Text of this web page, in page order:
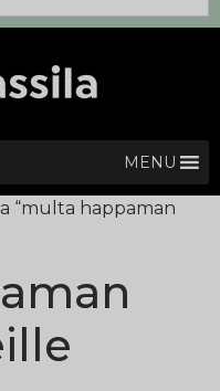
MENU
“multa happaman